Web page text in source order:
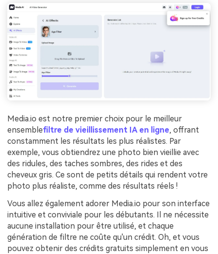
Media.io est notre premier choix pour le meilleur
ensemblefiltre de vieillissement IA en ligne, offrant
constamment les résultats les plus réalistes. Par
exemple, vous obtiendrez une photo bien vieillie avec
des ridules, des taches sombres, des rides et des
cheveux gris. Ce sont de petits détails qui rendent votre
photo plus réaliste, comme des résultats réels !
Vous allez également adorer Media.io pour son interface
intuitive et conviviale pour les débutants. Il ne nécessite
aucune installation pour être utilisé, et chaque
génération de filtre ne coûte qu'un crédit. Oh, et vous
pouvez obtenir des crédits gratuits simplement en vous